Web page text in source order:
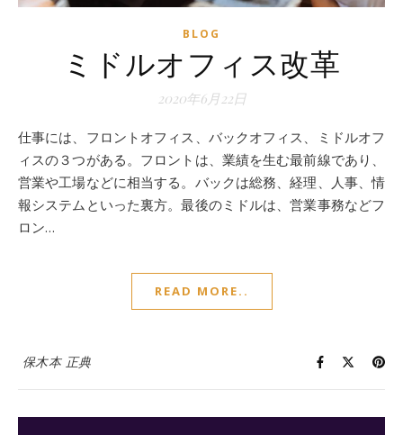
BLOG
ミドルオフィス改革
2020年6月22日
仕事には、フロントオフィス、バックオフィス、ミドルオフ
ィスの３つがある。フロントは、業績を生む最前線であり、
営業や工場などに相当する。バックは総務、経理、人事、情
報システムといった裏方。最後のミドルは、営業事務などフ
ロン…
READ MORE..
保木本 正典